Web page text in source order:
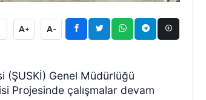
A+ A-
(ŞUSKİ) Genel Müdürlüğü
Projesinde çalışmalar devam